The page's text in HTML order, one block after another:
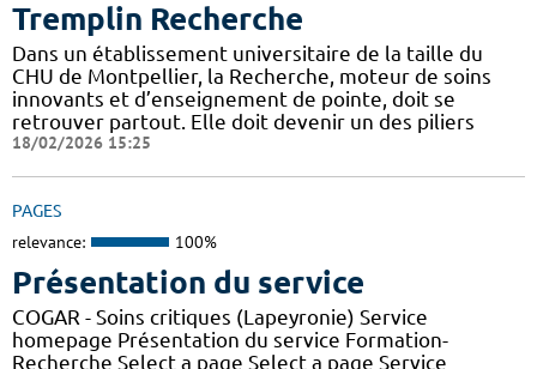
Tremplin Recherche
Dans un établissement universitaire de la taille du
CHU de Montpellier, la Recherche, moteur de soins
innovants et d’enseignement de pointe, doit se
retrouver partout. Elle doit devenir un des piliers
18/02/2026 15:25
PAGES
relevance: 100%
Présentation du service
COGAR - Soins critiques (Lapeyronie) Service
homepage Présentation du service Formation-
Recherche Select a page Select a page Service